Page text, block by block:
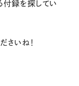
付録を探してい
さいね！